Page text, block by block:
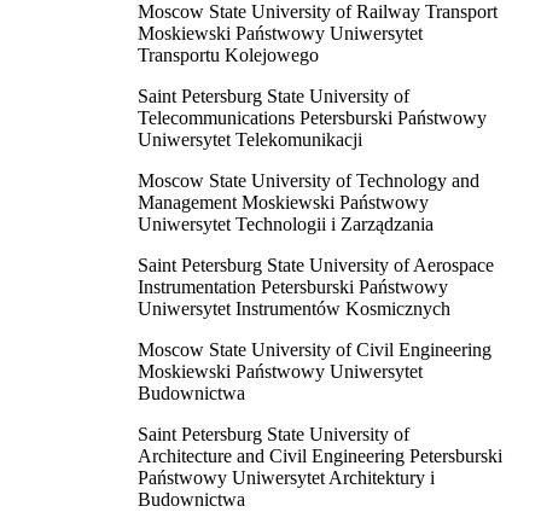
Moscow State University of Railway Transport
Moskiewski Państwowy Uniwersytet
Transportu Kolejowego
Saint Petersburg State University of
Telecommunications Petersburski Państwowy
Uniwersytet Telekomunikacji
Moscow State University of Technology and
Management Moskiewski Państwowy
Uniwersytet Technologii i Zarządzania
Saint Petersburg State University of Aerospace
Instrumentation Petersburski Państwowy
Uniwersytet Instrumentów Kosmicznych
Moscow State University of Civil Engineering
Moskiewski Państwowy Uniwersytet
Budownictwa
Saint Petersburg State University of
Architecture and Civil Engineering Petersburski
Państwowy Uniwersytet Architektury i
Budownictwa